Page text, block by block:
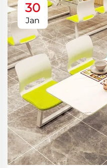
30
Jan